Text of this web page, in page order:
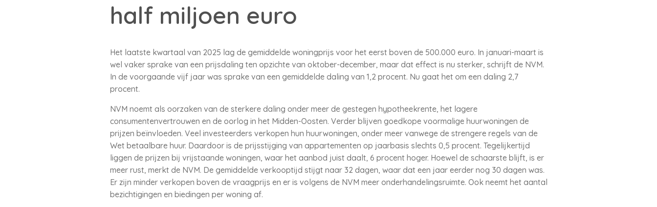
half miljoen euro
Het laatste kwartaal van 2025 lag de gemiddelde woningprijs voor het eerst boven de 500.000 euro. In januari-maart is
wel vaker sprake van een prijsdaling ten opzichte van oktober-december, maar dat effect is nu sterker, schrijft de NVM.
In de voorgaande vijf jaar was sprake van een gemiddelde daling van 1,2 procent. Nu gaat het om een daling 2,7
procent.
NVM noemt als oorzaken van de sterkere daling onder meer de gestegen hypotheekrente, het lagere
consumentenvertrouwen en de oorlog in het Midden-Oosten. Verder blijven goedkope voormalige huurwoningen de
prijzen beïnvloeden. Veel investeerders verkopen hun huurwoningen, onder meer vanwege de strengere regels van de
Wet betaalbare huur. Daardoor is de prijsstijging van appartementen op jaarbasis slechts 0,5 procent. Tegelijkertijd
liggen de prijzen bij vrijstaande woningen, waar het aanbod juist daalt, 6 procent hoger. Hoewel de schaarste blijft, is er
meer rust, merkt de NVM. De gemiddelde verkooptijd stijgt naar 32 dagen, waar dat een jaar eerder nog 30 dagen was.
Er zijn minder verkopen boven de vraagprijs en er is volgens de NVM meer onderhandelingsruimte. Ook neemt het aantal
bezichtigingen en biedingen per woning af.